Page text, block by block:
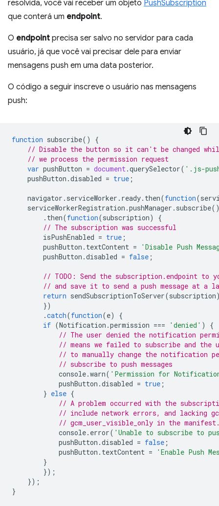
resolvida, você vai receber um objeto PushSubscription
que conterá um endpoint.
O endpoint precisa ser salvo no servidor para cada
usuário, já que você vai precisar dele para enviar
mensagens push em uma data posterior.
O código a seguir inscreve o usuário nas mensagens
push:
function subscribe()
{
// Disable the button so it can't be changed
// we process the permission request
var pushButton = document.querySelector( '.js-
pushButton .disabled = true ;
navigator . serviceWorker . ready. then(function(
serviceWorkerRegistration .pushManager . subscribe
. then(function(subscription)
{
// The subscription was successful
isPushEnabled = true ;
pushButton . textContent =
'Disable Push
pushButton .disabled = false ;
// TODO: Send the subscription.endpoint to
// and save it to send a push message at a
return sendSubscriptionToServer(subscription
})
.catch(function(e)
{
if (Notification .permission === 'denied' )
{
// The user denied the notification
// means we failed to subscribe and the
// to manually change the notification
// subscribe to push messages
console.warn( 'Permission for
pushButton .disabled = true ;
} else {
// A problem occurred with the
// include network errors, and lacking
// gcm_user_visible_only in the
console. error( 'Unable to subscribe to
pushButton .disabled = false ;
pushButton . textContent =
'Enable Push
}
});
});
}